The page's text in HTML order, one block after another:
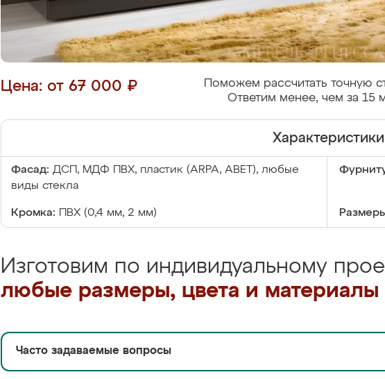
Цена: от 67 000 ₽
Поможем рассчитать точную
Ответим менее, чем за 15
Характеристики
Фасад: ДСП, МДФ ПВХ, пластик (ARPA, ABET), любые
виды стекла
Кромка: ПВХ (0,4 мм, 2 мм)
Изготовим по индивидуальному
любые размеры, цвета и материалы
Часто задаваемые вопросы